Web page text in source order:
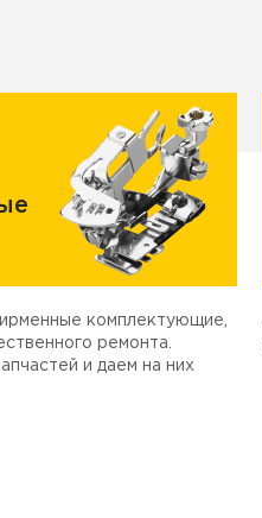
комплектующие,
ремонта.
и даем на них